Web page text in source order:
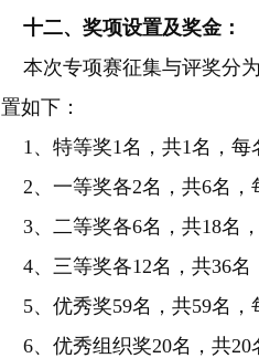
十二、奖项设置及奖金：
本次专项赛征集与评奖分
置如下：
1、特等奖1名，共1名，每
2、一等奖各2名，共6名，
3、二等奖各6名，共18名
4、三等奖各12名，共36名
5、优秀奖59名，共59名，
6、优秀组织奖20名，共20